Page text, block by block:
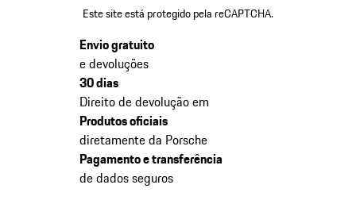
Este site está protegido pela reCAPTCHA.
Envio gratuito
e devoluções
30 dias
Direito de devolução em
Produtos oficiais
diretamente da Porsche
Pagamento e transferência
de dados seguros